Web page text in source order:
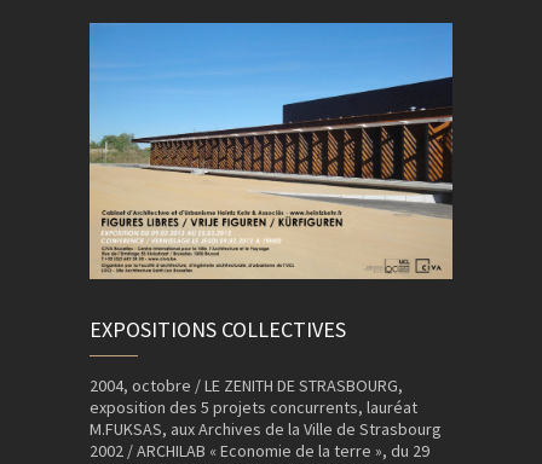
EXPOSITIONS COLLECTIVES
2004, octobre / LE ZENITH DE STRASBOURG,
exposition des 5 projets concurrents, lauréat
M.FUKSAS, aux Archives de la Ville de Strasbourg
2002 / ARCHILAB « Economie de la terre », du 29